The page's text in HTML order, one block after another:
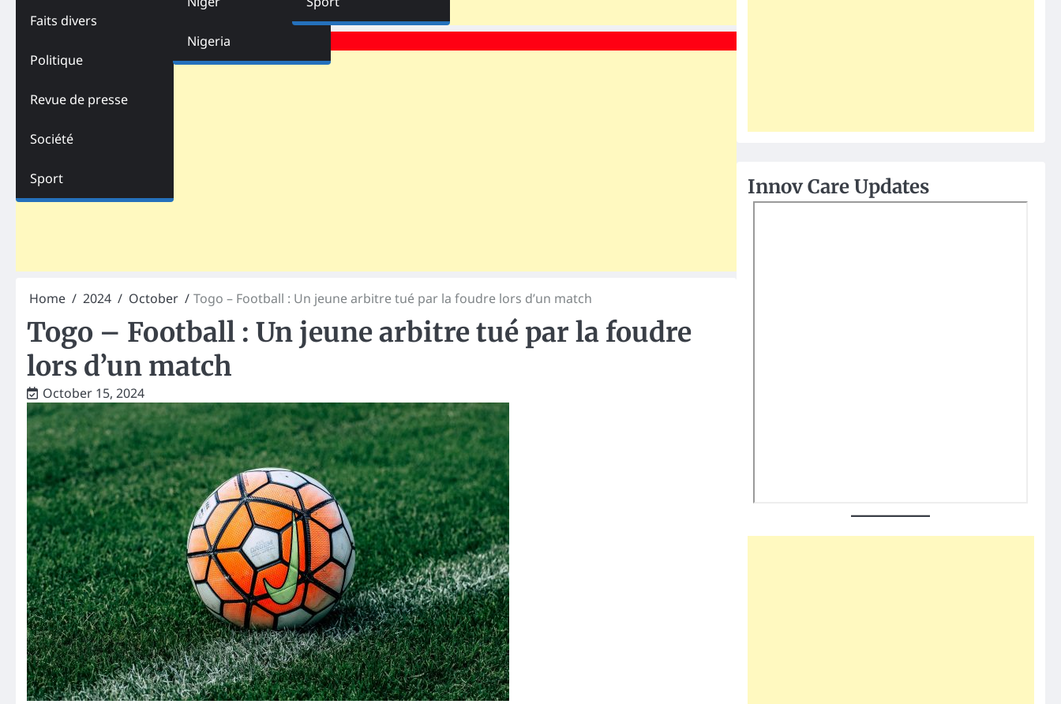
Faits divers
Politique
Revue de presse
Société
Sport
Nigeria
Home 2024 October Togo – Football : Un jeune arbitre tué par la foudre lors d’un match
Togo – Football : Un jeune arbitre tué par la foudre
lors d’un match
October 15, 2024
Innov Care Updates